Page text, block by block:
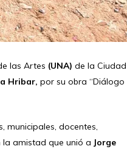
las Artes (UNA) de la Ciudad
Hribar, por su obra “Diálogo
municipales, docentes,
amistad que unió a Jorge